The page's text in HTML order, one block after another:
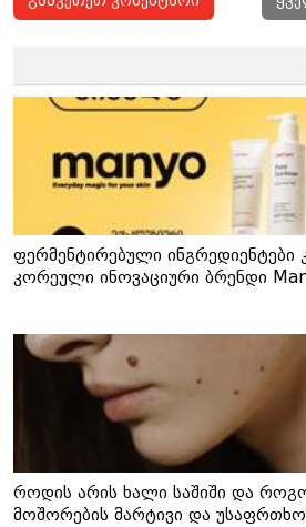
ფერმენტირებული ინგრედიენტები
კორეული ინოვაციური ბრენდი
როდის არის ხალი საშიში და
მოშორების მარტივი და უსაფრთხო